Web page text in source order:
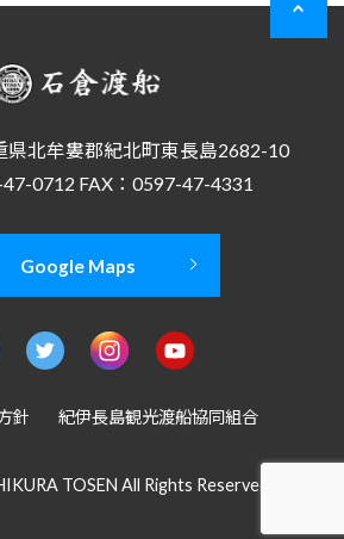
県北牟婁郡紀北町東長島2682-10
0712 FAX：0597-47-4331
Google Maps
針 紀伊長島観光渡船協同組合
TOSEN All Rights Reserved.